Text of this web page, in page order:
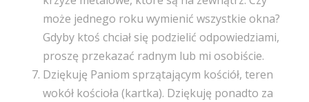
może jednego roku wymienić wszystkie okna?
Gdyby ktoś chciał się podzielić odpowiedziami,
proszę przekazać radnym lub mi osobiście.
Dziękuję Paniom sprzątającym kościół, teren
wokół kościoła (kartka). Dziękuję ponadto za